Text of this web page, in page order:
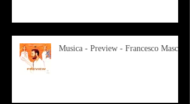
Musica - Preview - Francesco Mascio